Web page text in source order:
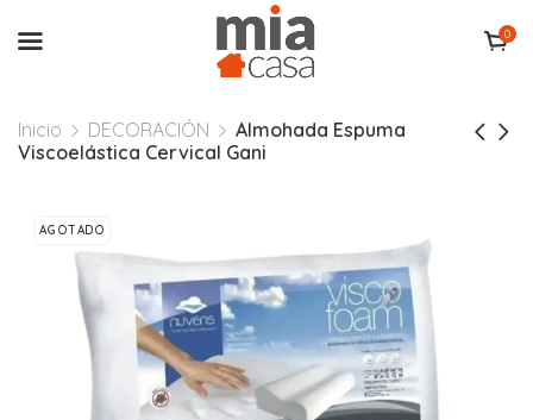
0
Inicio DECORACIÓN
Almohada Espuma
Viscoelástica Cervical Gani
AGOTADO